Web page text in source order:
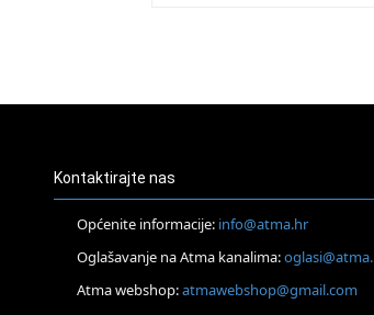
Kontaktirajte nas
Općenite informacije: info@atma.hr
Oglašavanje na Atma kanalima:
Atma webshop:atmawebshop@gmail.com